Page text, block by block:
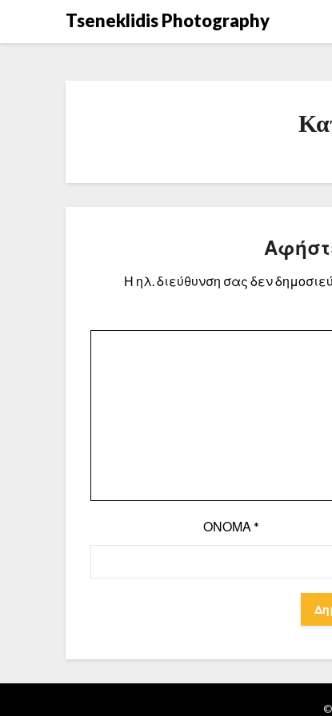
Tseneklidis Photography
Η ηλ. διεύθυνση σας δεν
ΌΝΟΜΑ *